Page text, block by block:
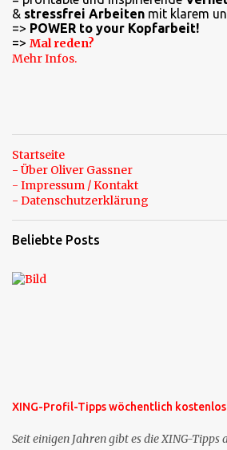
a
r
e
& stressfrei Arbeiten mit klarem
=> POWER to your Kopfarbeit!
=> Mal reden?
Mehr Infos.
Startseite
- Über Oliver Gassner
- Impressum / Kontakt
- Datenschutzerklärung
Beliebte Posts
XING-Profil-Tipps wöchentlich
Seit einigen Jahren gibt es die XING-Tipps